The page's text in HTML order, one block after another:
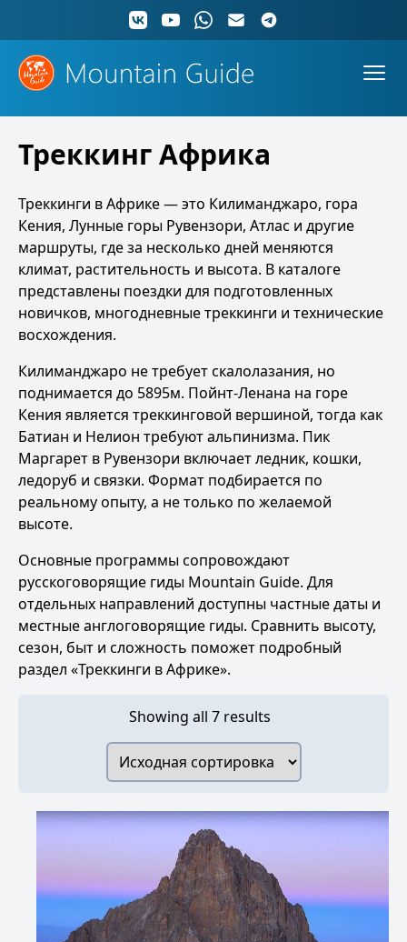
Треккинг Африка
Треккинги в Африке — это Килиманджаро, гора
Кения, Лунные горы Рувензори, Атлас и другие
маршруты, где за несколько дней меняются
климат, растительность и высота. В каталоге
представлены поездки для подготовленных
новичков, многодневные треккинги и технические
восхождения.
Килиманджаро не требует скалолазания, но
поднимается до 5895м. Пойнт-Ленана на горе
Кения является треккинговой вершиной, тогда как
Батиан и Нелион требуют альпинизма. Пик
Маргарет в Рувензори включает ледник, кошки,
ледоруб и связки. Формат подбирается по
реальному опыту, а не только по желаемой
высоте.
Основные программы сопровождают
русскоговорящие гиды Mountain Guide. Для
отдельных направлений доступны частные даты и
местные англоговорящие гиды. Сравнить высоту,
сезон, быт и сложность поможет подробный
раздел «Треккинги в Африке».
Showing all 7 results